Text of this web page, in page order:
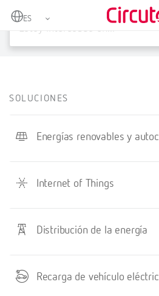
SOLUCIONES
Energías renovables y
Internet of Things
Distribución de la energía
Recarga de vehículo